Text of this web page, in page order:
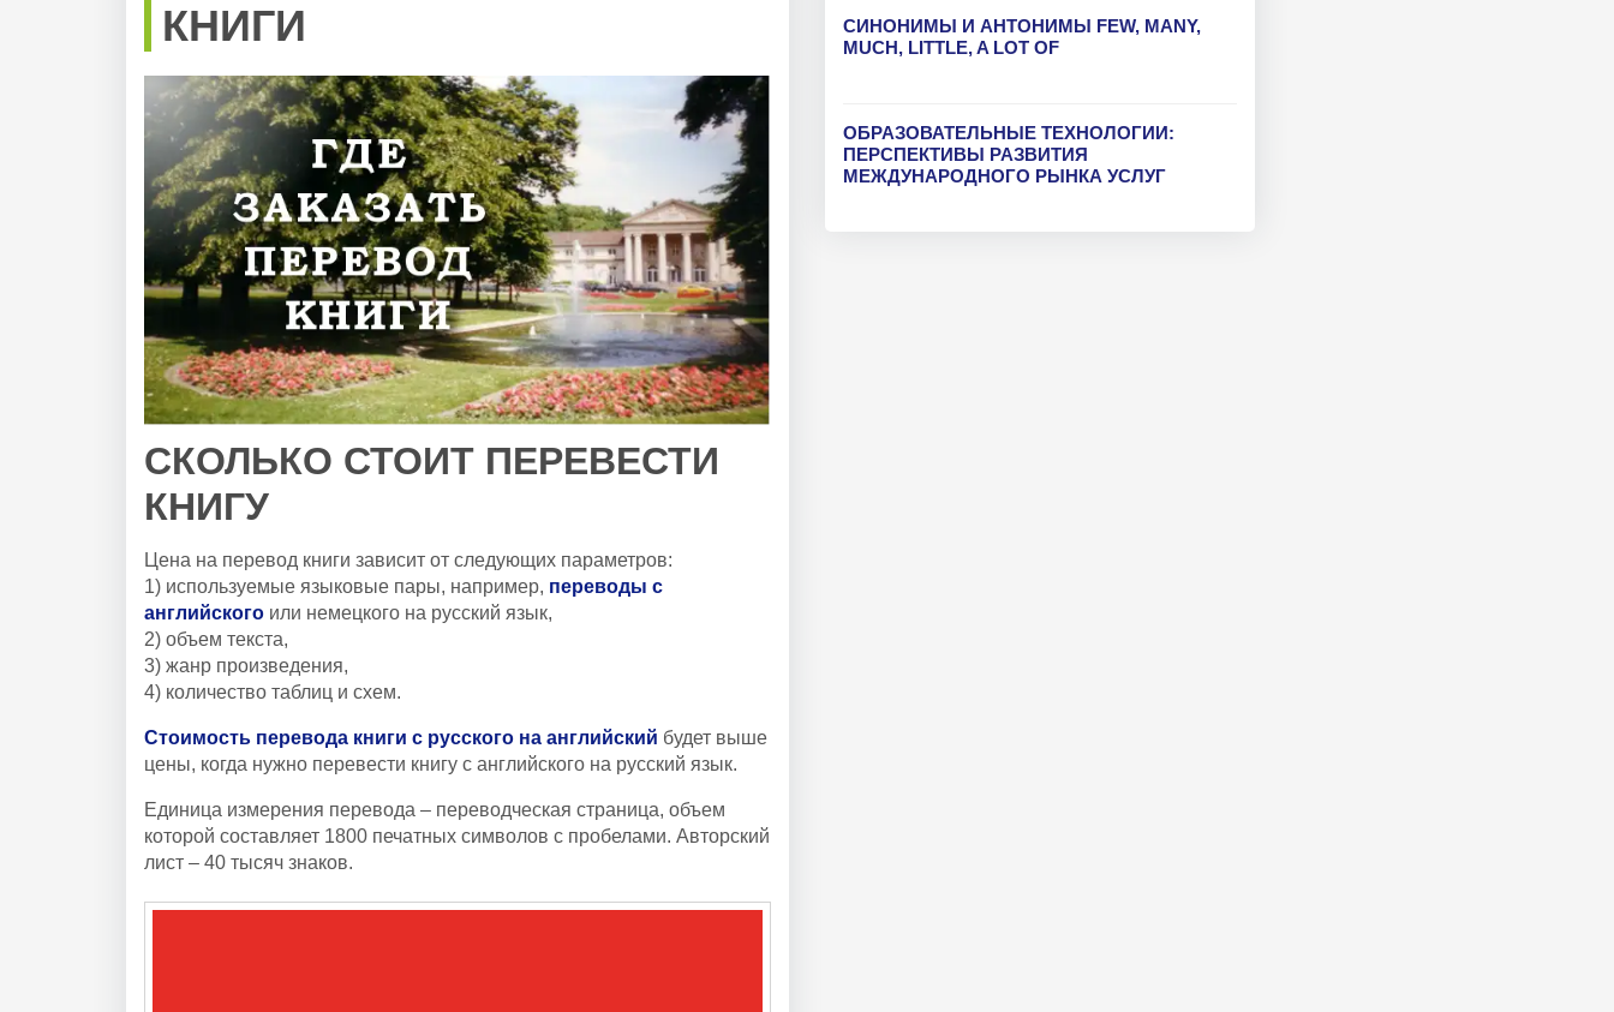
КНИГИ
СКОЛЬКО СТОИТ ПЕРЕВЕСТИ
КНИГУ
Цена на перевод книги зависит от следующих параметров:
1) используемые языковые пары, например, переводы с
английского или немецкого на русский язык,
2) объем текста,
3) жанр произведения,
4) количество таблиц и схем.
Стоимость перевода книги с русского на английский будет выше
цены, когда нужно перевести книгу с английского на русский язык.
Единица измерения перевода – переводческая страница, объем
которой составляет 1800 печатных символов с пробелами. Авторский
лист – 40 тысяч знаков.
CИНОНИМЫ И АНТОНИМЫ FEW, MANY,
MUCH, LITTLE, A LOT OF
ОБРАЗОВАТЕЛЬНЫЕ ТЕХНОЛОГИИ:
ПЕРСПЕКТИВЫ РАЗВИТИЯ
МЕЖДУНАРОДНОГО РЫНКА УСЛУГ